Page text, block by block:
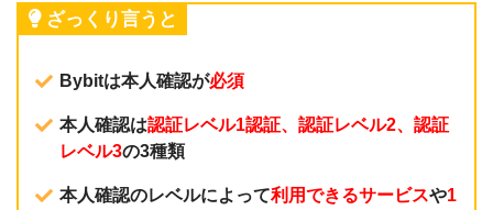
ざっくり言うと
Bybitは本人確認が必須
本人確認は認証レベル1認証、認証レベル2、認証
レベル3の3種類
本人確認のレベルによって利用できるサービスや1